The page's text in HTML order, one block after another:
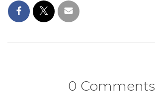
0 Comments